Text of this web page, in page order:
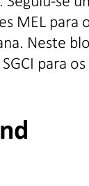
MEL para
Neste
para os